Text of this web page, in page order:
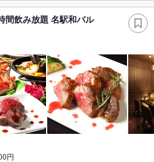
飲み放題 名駅和バル
円